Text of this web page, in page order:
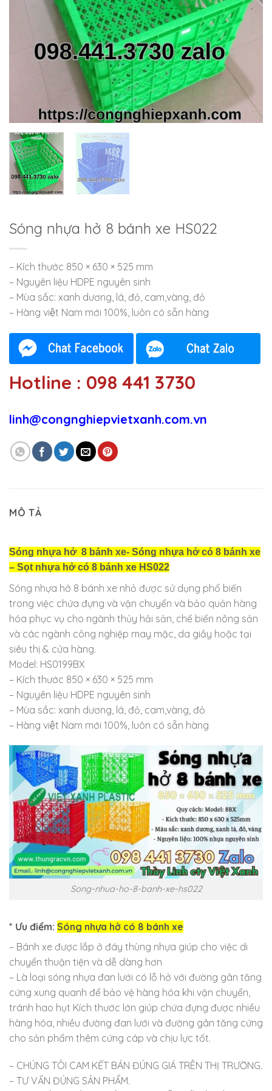
Sóng nhựa hở 8 bánh xe HS022
– Kích thước 850 × 630 × 525 mm
– Nguyên liệu HDPE nguyên sinh
– Mùa sắc: xanh dương, lá, đỏ, cam,vàng, đỏ
– Hàng việt Nam mới 100%, luôn có sẵn hàng
Hotline : 098 441 3730
linh@congnghiepvietxanh.com.vn
MÔ TẢ
Sóng nhựa hở 8 bánh xe- Sóng nhựa hở có 8 bánh xe
– Sọt nhựa hở có 8 bánh xe HS022
Sóng nhựa hở 8 bánh xe nhỏ được sử dụng phổ biến
trong việc chứa đựng và vận chuyển và bảo quản hàng
hóa phục vụ cho ngành thủy hải sản, chế biến nông sản
và các ngành công nghiệp may mặc, da giầy hoặc tại
siêu thị & cửa hàng.
Model: HS0199BX
– Kích thước 850 × 630 × 525 mm
– Nguyên liệu HDPE nguyên sinh
– Mùa sắc: xanh dương, lá, đỏ, cam,vàng, đỏ
– Hàng việt Nam mới 100%, luôn có sẵn hàng
Song-nhua-ho-8-banh-xe-hs022
* Ưu điểm: Sóng nhựa hở có 8 bánh xe
– Bánh xe được lắp ở đáy thùng nhựa giúp cho việc di
chuyển thuận tiện và dễ dàng hơn
– Là loại sóng nhựa đan lưới có lỗ hở với đường gân tăng
cứng xung quanh để bảo vệ hàng hóa khi vận chuyển,
tránh hao hụt Kích thước lớn giúp chứa đựng được nhiều
hàng hóa, nhiều đường đan lưới và đường gân tăng cứng
cho sản phẩm thêm cứng cáp và chịu lực tốt.
– CHÚNG TÔI CAM KẾT BÁN ĐÚNG GIÁ TRÊN THỊ TRƯỜNG.
– TƯ VẤN ĐÚNG SẢN PHẨM.